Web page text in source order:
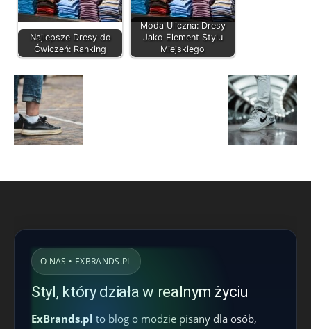
Najlepsze Dresy do
Ćwiczeń: Ranking
Moda Uliczna: Dresy
Jako Element Stylu
Miejskiego
O NAS • EXBRANDS.PL
Styl, który działa w realnym życiu
ExBrands.pl to blog o modzie pisany dla osób,